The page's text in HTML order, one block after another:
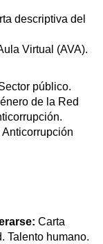
descriptiva del
Virtual (AVA).
público.
de la Red
Carta
Talento humano.